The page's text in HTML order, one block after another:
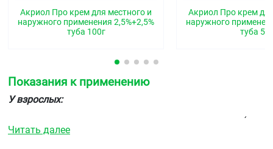
Акриол Про крем для местного и
наружного применения 2,5%+2,5%
туба 100г
Акриол Про крем
наружного
туба 5г
Показания к применению
У взрослых:
поверхностная анестезия кожи при инъекциях (в
том числе при вакцинации), пункциях и
Читать далее